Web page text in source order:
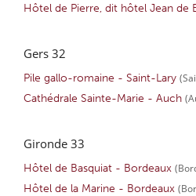
Hôtel de Pierre, dit hôtel Jean de
Gers 32
Pile gallo-romaine - Saint-Lary
Cathédrale Sainte-Marie - Auch
Gironde 33
Hôtel de Basquiat - Bordeaux
Hôtel de la Marine - Bordeaux